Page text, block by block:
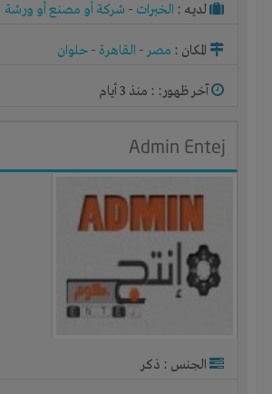
لديـه : الخبرات - شركة أو مصنع أو ورشة
المكان : مصر- القاهرة - حلوان
آخر ظهور: : منذ 3 أيام
Admin Entej
الجنس : ذكر